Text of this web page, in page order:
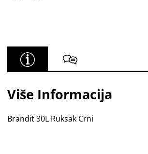
Više Informacija
Brandit 30L Ruksak Crni